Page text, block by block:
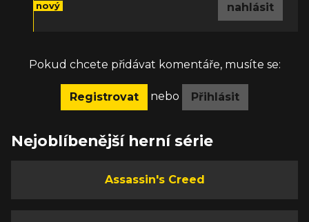
nový nahlásit
Pokud chcete přidávat komentáře, musíte se:
Registrovat nebo Přihlásit
Nejoblíbenější herní série
Assassin's Creed